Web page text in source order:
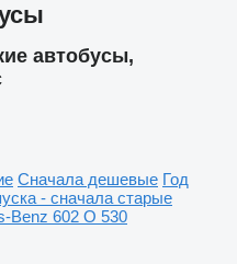
автобусы,
Сначала дешевые Год
- сначала старые